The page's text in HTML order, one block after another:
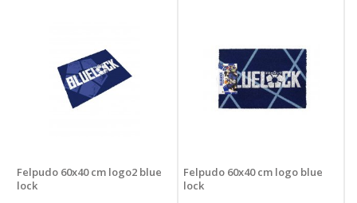
Felpudo 60x40 cm logo2 blue
lock
Felpudo 60x40 cm logo blue
lock